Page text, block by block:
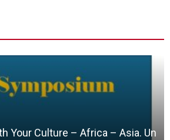
Your Culture – Africa – Asia. Un